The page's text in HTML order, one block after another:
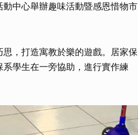
中心舉辦趣味活動暨感恩惜物市
，打造寓教於樂的遊戲。居家保
學生在一旁協助，進行實作練